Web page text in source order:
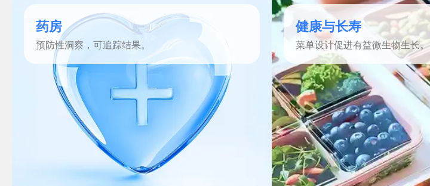
药房
预防性洞察，可追踪结果。
健康与长寿
菜单设计促进有益微生物生长。